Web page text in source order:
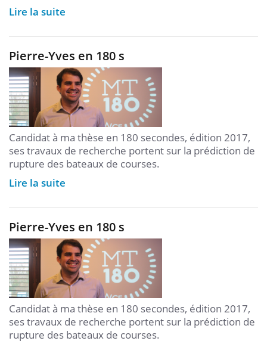
Lire la suite
Pierre-Yves en 180 s
Candidat à ma thèse en 180 secondes, édition 2017,
ses travaux de recherche portent sur la prédiction de
rupture des bateaux de courses.
Lire la suite
Pierre-Yves en 180 s
Candidat à ma thèse en 180 secondes, édition 2017,
ses travaux de recherche portent sur la prédiction de
rupture des bateaux de courses.